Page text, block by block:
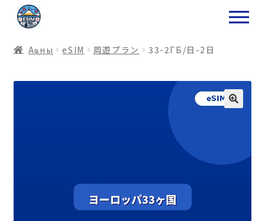
ナ
ビ
ー
ョ
コ
ン
ン
ス
Аҩны еSIM 周遊プラン 33-2ГБ/日-2日